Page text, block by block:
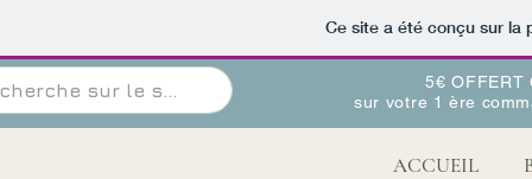
Ce site a été conçu sur
ACCUEIL
5€ OFFERT
sur votre 1ère